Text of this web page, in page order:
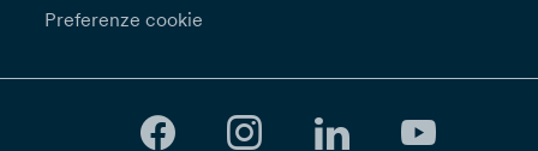
Preferenze cookie